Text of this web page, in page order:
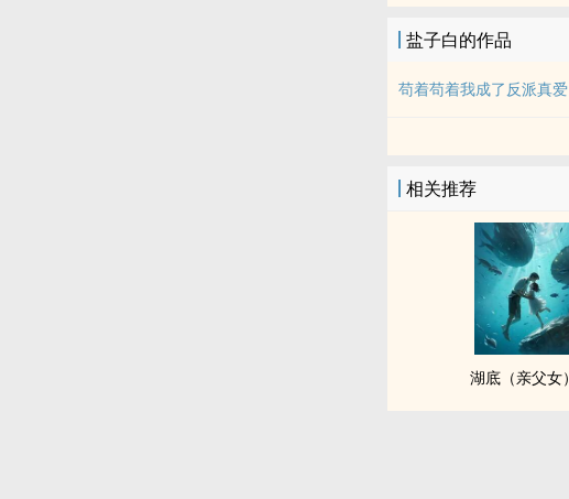
盐子白的作品
苟着苟着我成了反派真爱
相关推荐
湖底（亲父女）